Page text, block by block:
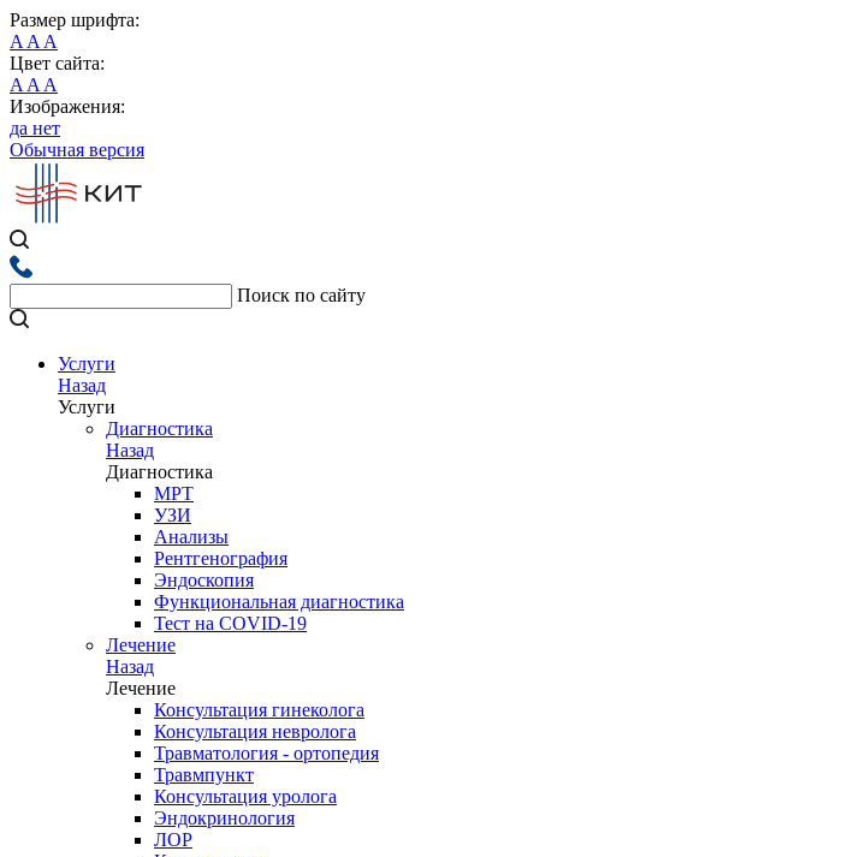
Размер шрифта:
A A A
Цвет сайта:
A A A
Изображения:
да нет
Обычная версия
Поиск по сайту
Услуги
Назад
Услуги
Диагностика
Назад
Диагностика
МРТ
УЗИ
Анализы
Рентгенография
Эндоскопия
Функциональная диагностика
Тест на COVID-19
Лечение
Назад
Лечение
Консультация гинеколога
Консультация невролога
Травматология - ортопедия
Травмпункт
Консультация уролога
Эндокринология
ЛОР